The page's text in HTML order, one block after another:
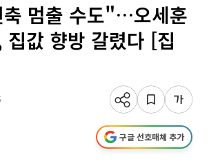
멈출 수도"…오세훈
값 향방 갈렸다 [집
구글 선호매체 추가